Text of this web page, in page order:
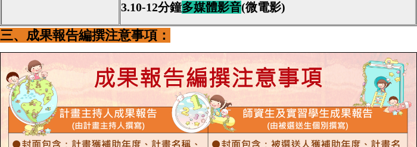
3.10-12分鐘多媒體影音(微電影)
三、成果報告編撰注意事項 ：